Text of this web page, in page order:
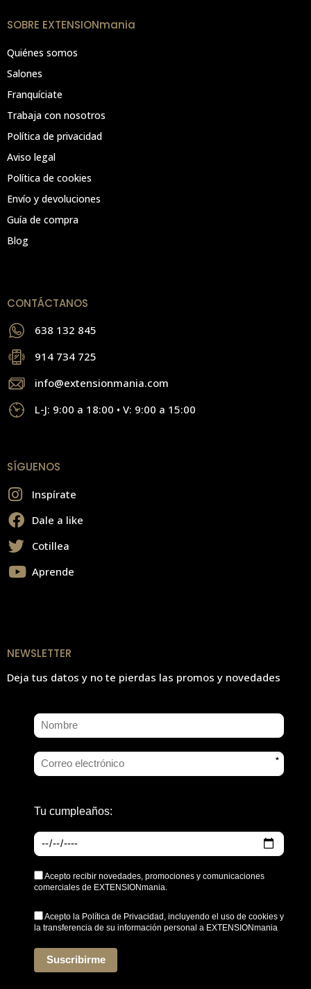
SOBRE EXTENSIONmania
Quiénes somos
Salones
Franquíciate
Trabaja con nosotros
Política de privacidad
Aviso legal
Política de cookies
Envío y devoluciones
Guía de compra
Blog
CONTÁCTANOS
638 132 845
914 734 725
info@extensionmania.com
L-J: 9:00 a 18:00 • V: 9:00 a 15:00
SÍGUENOS
Inspírate
Dale a like
Cotillea
Aprende
NEWSLETTER
Deja tus datos y no te pierdas las promos y novedades
*
Tu cumpleaños:
Acepto recibir novedades, promociones y comunicaciones
comerciales de EXTENSIONmania.
Acepto la Política de Privacidad , incluyendo el uso de cookies y
la transferencia de su información personal a EXTENSIONmania
Suscribirme